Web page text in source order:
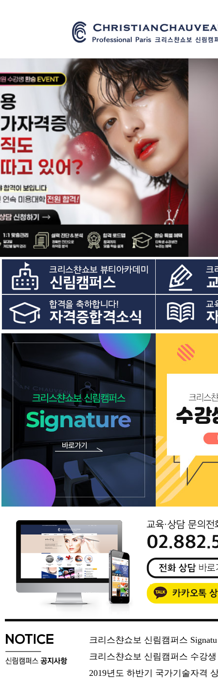
크리스챤쇼보 신림캠퍼스
크리스챤쇼보 신림캠퍼스 수강
2019년도 하반기 국가기술자격